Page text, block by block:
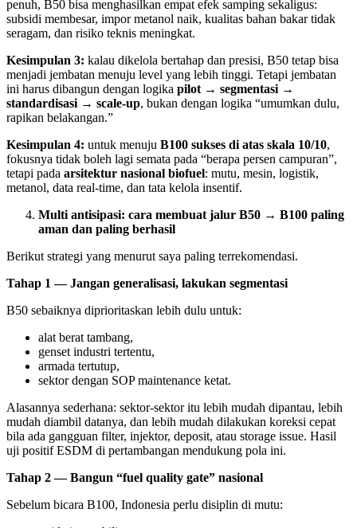
penuh, B50 bisa menghasilkan empat efek samping sekaligus:
subsidi membesar, impor metanol naik, kualitas bahan bakar tidak
seragam, dan risiko teknis meningkat.
Kesimpulan 3: kalau dikelola bertahap dan presisi, B50 tetap bisa
menjadi jembatan menuju level yang lebih tinggi. Tetapi jembatan
ini harus dibangun dengan logika pilot → segmentasi →
standardisasi → scale-up, bukan dengan logika “umumkan dulu,
rapikan belakangan.”
Kesimpulan 4: untuk menuju B100 sukses di atas skala 10/10,
fokusnya tidak boleh lagi semata pada “berapa persen campuran”,
tetapi pada arsitektur nasional biofuel: mutu, mesin, logistik,
metanol, data real-time, dan tata kelola insentif.
Multi antisipasi: cara membuat jalur B50 → B100 paling
aman dan paling berhasil
Berikut strategi yang menurut saya paling terrekomendasi.
Tahap 1 — Jangan generalisasi, lakukan segmentasi
B50 sebaiknya diprioritaskan lebih dulu untuk:
alat berat tambang,
genset industri tertentu,
armada tertutup,
sektor dengan SOP maintenance ketat.
Alasannya sederhana: sektor-sektor itu lebih mudah dipantau, lebih
mudah diambil datanya, dan lebih mudah dilakukan koreksi cepat
bila ada gangguan filter, injektor, deposit, atau storage issue. Hasil
uji positif ESDM di pertambangan mendukung pola ini.
Tahap 2 — Bangun “fuel quality gate” nasional
Sebelum bicara B100, Indonesia perlu disiplin di mutu: